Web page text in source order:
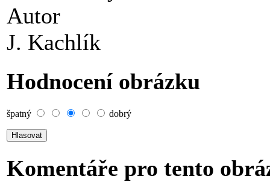
Autor
J. Kachlík
Hodnocení obrázku
špatný dobrý
Komentáře pro tento